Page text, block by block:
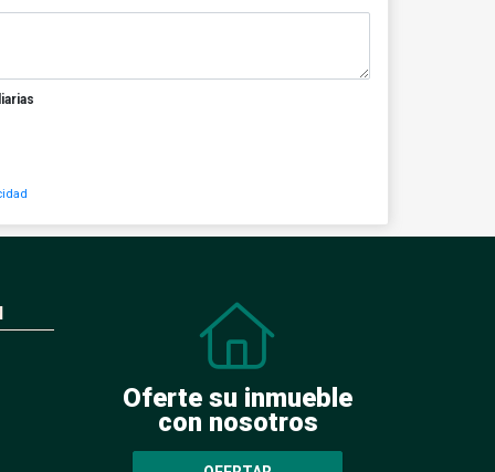
Oferte su inmueble
con nosotros